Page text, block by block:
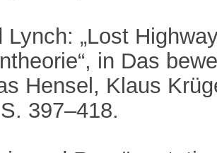
Lynch: „Lost
in Das
Hensel, Klaus
397–418.